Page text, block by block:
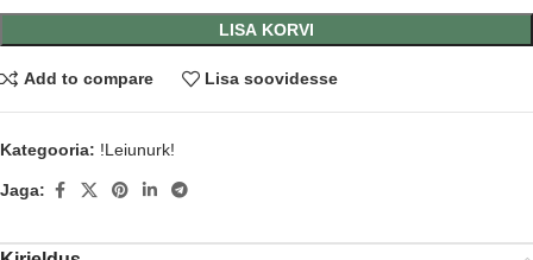
LISA KORVI
Add to compare Lisa soovidesse
Kategooria: !Leiunurk!
Jaga: